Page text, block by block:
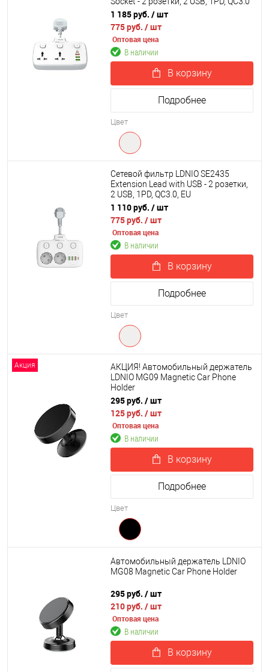
1 185 руб. / шт
775 руб. / шт
Оптовая цена
В наличии
В корзину
Подробнее
Цвет
Сетевой фильтр LDNIO SE2435
Extension Lead with USB - 2 розетки,
2 USB, 1PD, QC3.0, EU
1 110 руб. / шт
775 руб. / шт
Оптовая цена
В наличии
В корзину
Подробнее
Цвет
Акция
АКЦИЯ! Автомобильный держатель
LDNIO MG09 Magnetic Car Phone
Holder
295 руб. / шт
125 руб. / шт
Оптовая цена
В наличии
В корзину
Подробнее
Цвет
Автомобильный держатель LDNIO
MG08 Magnetic Car Phone Holder
295 руб. / шт
210 руб. / шт
Оптовая цена
В наличии
В корзину